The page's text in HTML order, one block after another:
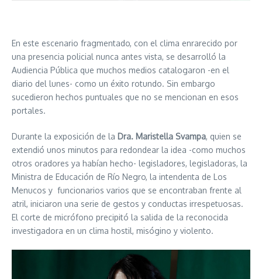
En este escenario fragmentado, con el clima enrarecido por
una presencia policial nunca antes vista, se desarrolló la
Audiencia Pública que muchos medios catalogaron -en el
diario del lunes- como un éxito rotundo. Sin embargo
sucedieron hechos puntuales que no se mencionan en esos
portales.
Durante la exposición de la Dra. Maristella Svampa, quien se
extendió unos minutos para redondear la idea -como muchos
otros oradores ya habían hecho- legisladores, legisladoras, la
Ministra de Educación de Río Negro, la intendenta de Los
Menucos y funcionarios varios que se encontraban frente al
atril, iniciaron una serie de gestos y conductas irrespetuosas.
El corte de micrófono precipitó la salida de la reconocida
investigadora en un clima hostil, misógino y violento.